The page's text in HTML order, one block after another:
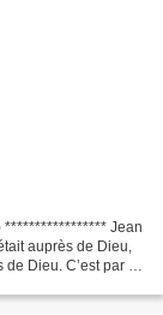
***************** Jean
auprès de Dieu,
Dieu. C’est par lui